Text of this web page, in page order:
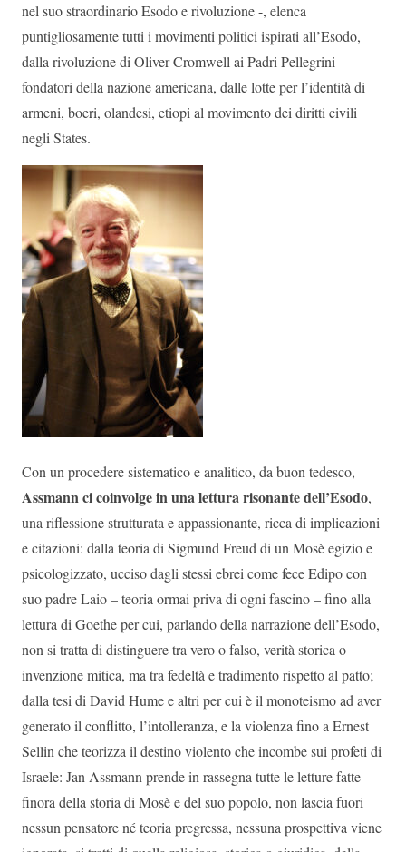
nel suo straordinario Esodo e rivoluzione -, elenca
puntigliosamente tutti i movimenti politici ispirati all’Esodo,
dalla rivoluzione di Oliver Cromwell ai Padri Pellegrini
fondatori della nazione americana, dalle lotte per l’identità di
armeni, boeri, olandesi, etiopi al movimento dei diritti civili
negli States.
Con un procedere sistematico e analitico, da buon tedesco,
Assmann ci coinvolge in una lettura risonante dell’Esodo,
una riflessione strutturata e appassionante, ricca di implicazioni
e citazioni: dalla teoria di Sigmund Freud di un Mosè egizio e
psicologizzato, ucciso dagli stessi ebrei come fece Edipo con
suo padre Laio – teoria ormai priva di ogni fascino – fino alla
lettura di Goethe per cui, parlando della narrazione dell’Esodo,
non si tratta di distinguere tra vero o falso, verità storica o
invenzione mitica, ma tra fedeltà e tradimento rispetto al patto;
dalla tesi di David Hume e altri per cui è il monoteismo ad aver
generato il conflitto, l’intolleranza, e la violenza fino a Ernest
Sellin che teorizza il destino violento che incombe sui profeti di
Israele: Jan Assmann prende in rassegna tutte le letture fatte
finora della storia di Mosè e del suo popolo, non lascia fuori
nessun pensatore né teoria pregressa, nessuna prospettiva viene